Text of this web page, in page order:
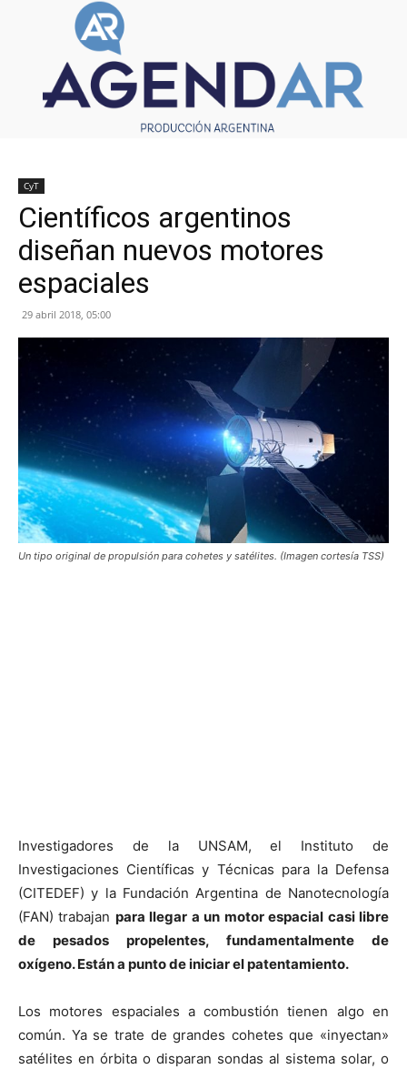
CyT
Científicos argentinos
diseñan nuevos motores
espaciales
29 abril 2018, 05:00
Un tipo original de propulsión para cohetes y satélites. (Imagen cortesía TSS)
Investigadores de la UNSAM, el Instituto de
Investigaciones Científicas y Técnicas para la Defensa
(CITEDEF) y la Fundación Argentina de Nanotecnología
(FAN) trabajan para llegar a un motor espacial casi libre
de pesados propelentes, fundamentalmente de
oxígeno. Están a punto de iniciar el patentamiento.
Los motores espaciales a combustión tienen algo en
común. Ya se trate de grandes cohetes que «inyectan»
satélites en órbita o disparan sondas al sistema solar, o